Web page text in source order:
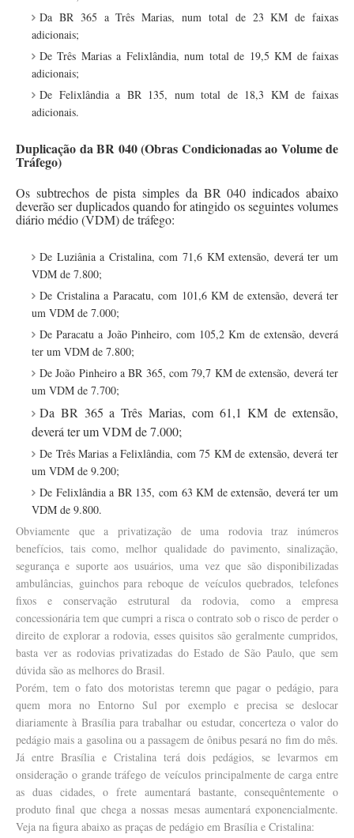
Da BR 365 a Três Marias, num total de 23 KM de faixas
adicionais;
De Três Marias a Felixlândia, num total de 19,5 KM de faixas
adicionais;
De Felixlândia a BR 135, num total de 18,3 KM de faixas
adicionais.
Duplicação da BR 040 (Obras Condicionadas ao Volume de
Tráfego)
Os subtrechos de pista simples da BR 040 indicados abaixo
deverão ser duplicados quando for atingido os seguintes volumes
diário médio (VDM) de tráfego:
De Luziânia a Cristalina, com 71,6 KM extensão, deverá ter um
VDM de 7.800;
De Cristalina a Paracatu, com 101,6 KM de extensão, deverá ter
um VDM de 7.000;
De Paracatu a João Pinheiro, com 105,2 Km de extensão, deverá
ter um VDM de 7.800;
De João Pinheiro a BR 365, com 79,7 KM de extensão, deverá ter
um VDM de 7.700;
Da BR 365 aTrês Marias, com 61,1 KM de extensão,
deverá ter um VDM de 7.000;
De Três Marias a Felixlândia, com 75 KM de extensão, deverá ter
um VDM de 9.200;
De Felixlândia a BR 135, com 63 KM de extensão, deverá ter um
VDM de 9.800.
Obviamente que a privatização de uma rodovia traz inúmeros
benefícios, tais como, melhor qualidade do pavimento, sinalização,
segurança e suporte aos usuários, uma vez que são disponibilizadas
ambulâncias, guinchos para reboque de veículos quebrados, telefones
fixos e conservação estrutural da rodovia, como a empresa
concessionária tem que cumpri a risca o contrato sob o risco de perder o
direito de explorar a rodovia, esses quisitos são geralmente cumpridos,
basta ver as rodovias privatizadas do Estado de São Paulo, que sem
dúvida são as melhores do Brasil.
Porém, tem o fato dos motoristas teremn que pagar o pedágio, para
quem mora no Entorno Sul por exemplo e precisa se deslocar
diariamente à Brasília para trabalhar ou estudar, concerteza o valor do
pedágio mais a gasolina ou a passagem de ônibus pesará no fim do mês.
Já entre Brasília e Cristalina terá dois pedágios, se levarmos em
onsideração o grande tráfego de veículos principalmente de carga entre
as duas cidades, o frete aumentará bastante, consequêntemente o
produto final que chega a nossas mesas aumentará exponencialmente.
Veja na figura abaixo as praças de pedágio em Brasília e Cristalina: